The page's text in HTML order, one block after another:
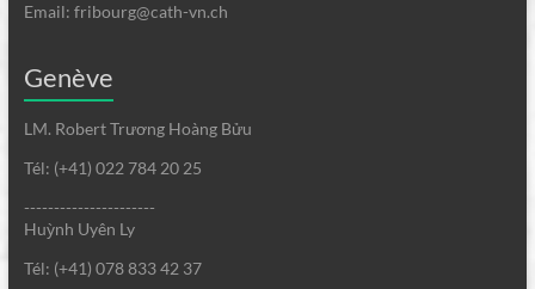
Email: fribourg@cath-vn.ch
Genève
LM. Robert Trương Hoàng Bửu
Tél: (+41) 022 784 20 25
----------------------
Huỳnh Uyên Ly
Tél: (+41) 078 833 42 37